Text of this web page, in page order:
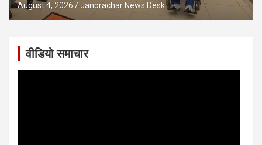
August 4, 2026 Janprachar News Desk
वीडियो समाचार